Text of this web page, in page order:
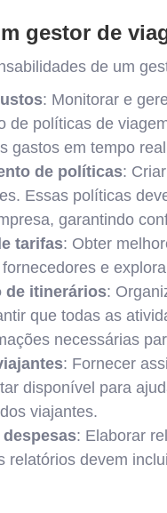
gestor de
de um
: Monitorar e
de políticas de
gastos em tempo
de políticas:
Essas políticas
garantindo
tarifas: Obter
e
de itinerários:
que todas as
necessárias
: Fornecer
disponível para
viajantes.
: Elaborar
relatórios devem